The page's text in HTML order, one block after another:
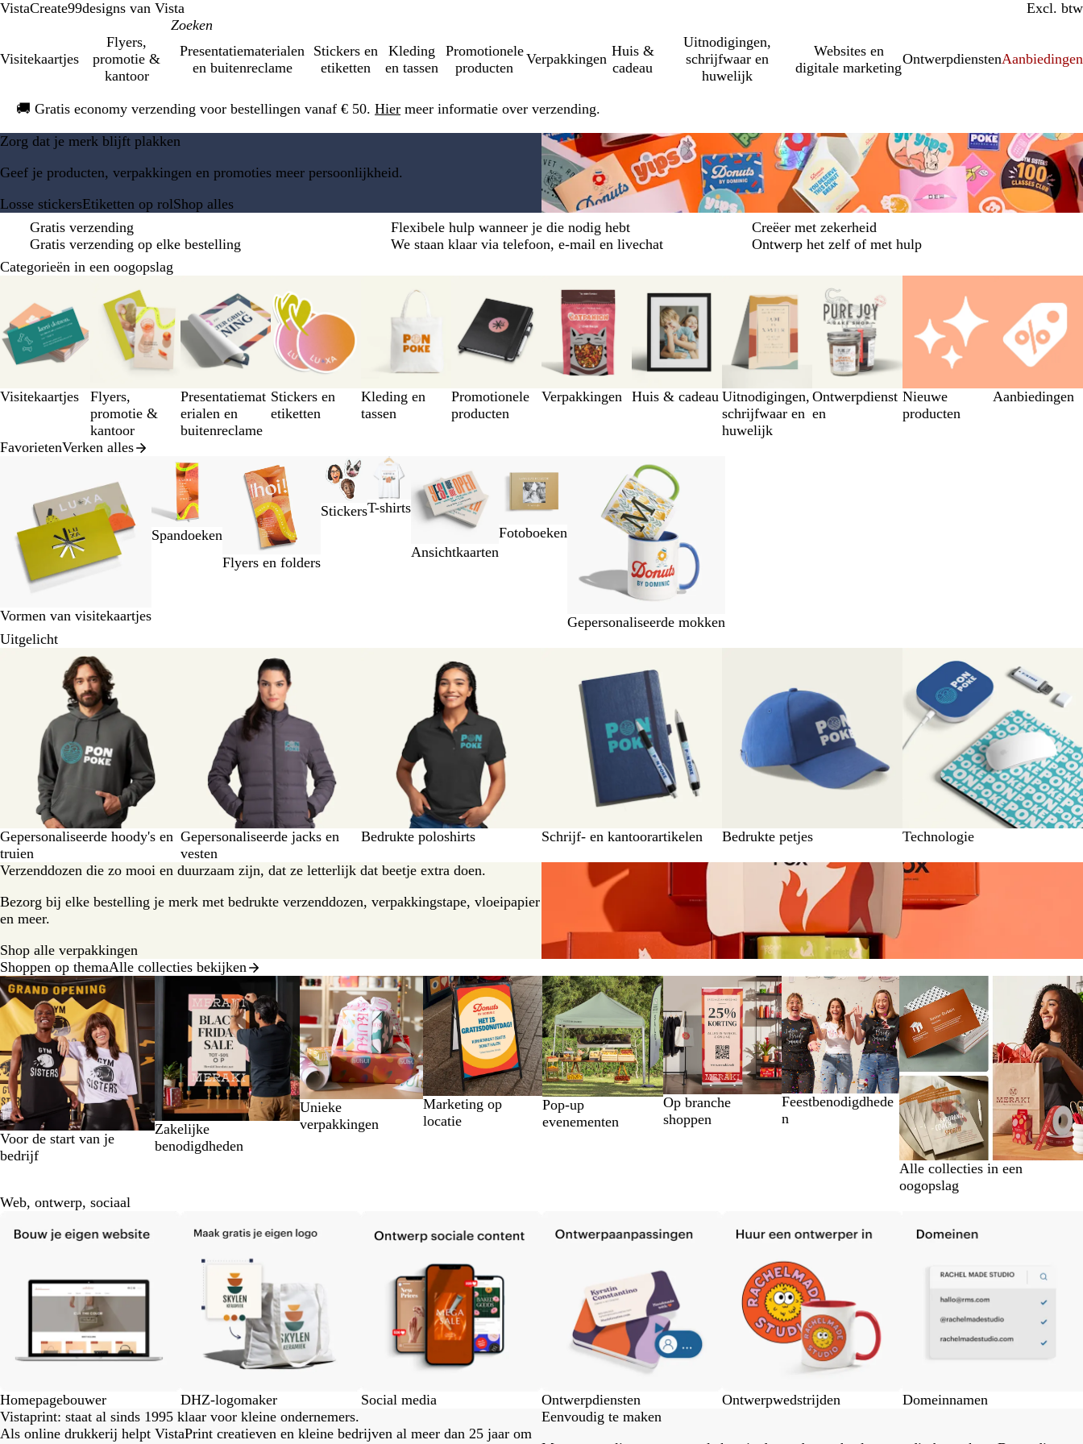
VistaCreate99designs van Vista Incl. btw
Excl. btw
Visitekaartjes
Flyers,
promotie &
kantoor
Presentatiematerialen
en buitenreclame
Stickers en
etiketten
Kleding
en tassen
Promotionele
producten
Verpakkingen
Huis &
cadeau
Uitnodigingen,
schrijfwaar en
huwelijk
Websites en
digitale marketing
OntwerpdienstenAanbiedingen
🚚 Gratis economy verzending voor bestellingen vanaf € 50. Hier meer informatie over verzending.
1
Zorg dat je merk blijft plakken
Geef je producten, verpakkingen en promoties meer persoonlijkheid.
Losse stickersEtiketten op rolShop alles
Gratis verzending
Gratis verzending op elke bestelling
Flexibele hulp wanneer je die nodig hebt
We staan klaar via telefoon, e-mail en livechat
Creëer met zekerheid
Ontwerp het zelf of met hulp
Categorieën in een oogopslag
Visitekaartjes
Flyers,
promotie &
kantoor
Presentatiemat
erialen en
buitenreclame
Stickers en
etiketten
Kleding en
tassen
Promotionele
producten
Verpakkingen Huis & cadeau Uitnodigingen,
schrijfwaar en
huwelijk
Ontwerpdienst
en
Nieuwe
producten
Aanbiedingen
t/m
8
van
FavorietenVerken alles
Vormen van visitekaartjes
Spandoeken
Flyers en folders
StickersT-shirts
Ansichtkaarten
Fotoboeken
Gepersonaliseerde mokken
van
Uitgelicht
Gepersonaliseerde hoody's en
truien
Gepersonaliseerde jacks en
vesten
Bedrukte poloshirts Schrijf- en kantoorartikelen Bedrukte petjes Technologie
Verzenddozen die zo mooi en duurzaam zijn, dat ze letterlijk dat beetje extra doen.
Bezorg bij elke bestelling je merk met bedrukte verzenddozen, verpakkingstape, vloeipapier
en meer.
Shop alle verpakkingen
Shoppen op themaAlle collecties bekijken
Voor de start van je
bedrijf
Zakelijke
benodigdheden
Unieke
verpakkingen
Marketing op
locatie
Pop-up
evenementen
Op branche
shoppen
Feestbenodigdhede
n
Alle collecties in een
oogopslag
Dia's
1
t/m
van
8
Web, ontwerp, sociaal
Homepagebouwer DHZ-logomaker Social media Ontwerpdiensten Ontwerpwedstrijden
Domeinnamen
Vistaprint: staat al sinds 1995 klaar voor kleine ondernemers.
Als online drukkerij helpt VistaPrint creatieven en kleine bedrijven al meer dan 25 jaar om
Eenvoudig te maken